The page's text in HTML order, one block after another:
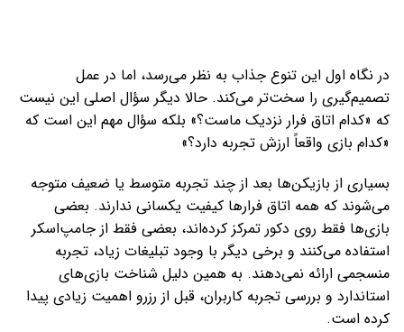
در نگاه اول این تنوع جذاب به نظر می‌رسد، اما در عمل
تصمیم‌گیری را سخت‌تر می‌کند. حالا دیگر سؤال اصلی این نیست
که «کدام اتاق فرار نزدیک ماست؟» بلکه سؤال مهم این است که
«کدام بازی واقعاً ارزش تجربه دارد؟»
بسیاری از بازیکن‌ها بعد از چند تجربه متوسط یا ضعیف متوجه
می‌شوند که همه اتاق فرارها کیفیت یکسانی ندارند. بعضی
بازی‌ها فقط روی دکور تمرکز کرده‌اند، بعضی فقط از جامپ‌اسکر
استفاده می‌کنند و برخی دیگر با وجود تبلیغات زیاد، تجربه
منسجمی ارائه نمی‌دهند. به همین دلیل شناخت بازی‌های
استاندارد و بررسی تجربه کاربران، قبل از رزرو اهمیت زیادی پیدا
کرده است.